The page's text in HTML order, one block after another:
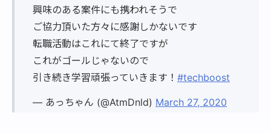
興味のある案件にも携われそうで
ご協力頂いた方々に感謝しかないです
転職活動はこれにて終了ですが
これがゴールじゃないので
引き続き学習頑張っていきます！ #techboost
— あっちゃん (@AtmDnld) March 27, 2020